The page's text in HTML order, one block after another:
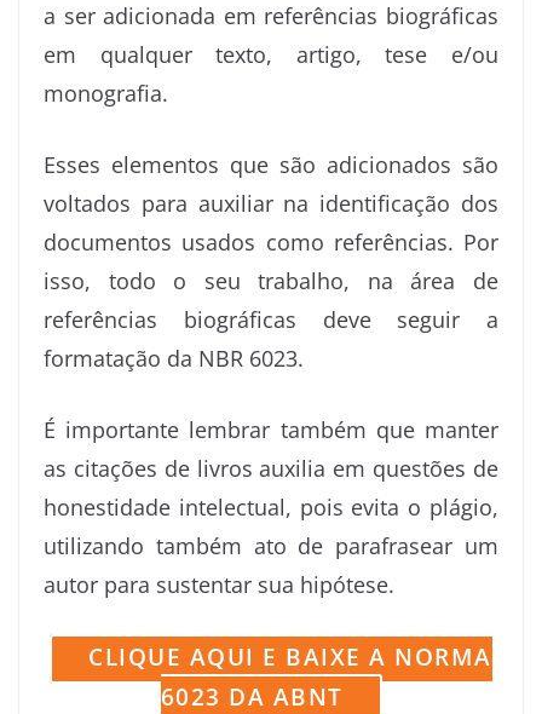
a ser adicionada em referências biográficas
em qualquer texto, artigo, tese e/ou
monografia.
Esses elementos que são adicionados são
voltados para auxiliar na identificação dos
documentos usados como referências. Por
isso, todo o seu trabalho, na área de
referências biográficas deve seguir a
formatação da NBR 6023.
É importante lembrar também que manter
as citações de livros auxilia em questões de
honestidade intelectual, pois evita o plágio,
utilizando também ato de parafrasear um
autor para sustentar sua hipótese.
CLIQUE AQUI E BAIXE A NORMA
6023 DA ABNT